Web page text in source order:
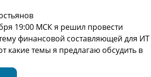
19:00 МСК я решил провести
финансовой составляющей для ИТ
какие темы я предлагаю обсудить в